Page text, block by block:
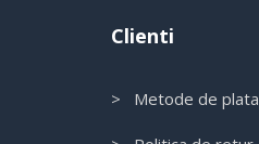
Clienti
> Metode de plata